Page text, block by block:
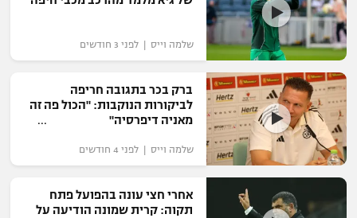
רשיון להקרנה פומבית לבית עסק
הצטרפות לחבילת הערוצים
לוח דרושים – ג'ובנט
תגיות
שלמה וייס | לפני 3 חודשים
ברק בכר בתגובה חריפה
לביקורות הנוקבות: "הכול פה זה
מאניה דיפרסיה"
שלמה וייס | לפני 4 חודשים
אחרי חצי עונה בהפועל פתח
תקוה: קרית שמונה הודיעה על